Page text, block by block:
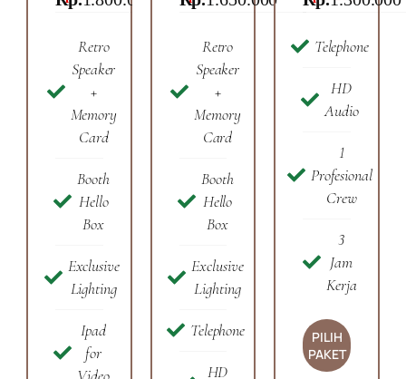
Retro
Speaker
+
Memory
Card
Booth
Hello
Box
Exclusive
Lighting
Ipad
for
Retro
Speaker
+
Memory
Card
Booth
Hello
Box
Exclusive
Lighting
Telephone
HD
Telephone
HD
Audio
1
Profesional
Crew
3
Jam
Kerja
PILIH
PAKET